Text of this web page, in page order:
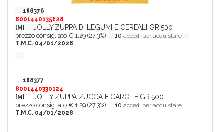
188376
8001440135828
[M]
JOLLY ZUPPA DI LEGUMI E CEREALI GR.500
prezzo consigliato € 1.29 (27.3%) 10 accedi per acquistare
T.M.C. 04/01/2028
188377
8001440330124
[M]
JOLLY ZUPPA ZUCCA E CAROTE GR.500
prezzo consigliato € 1.29 (27.3%) 10 accedi per acquistare
T.M.C. 04/01/2028